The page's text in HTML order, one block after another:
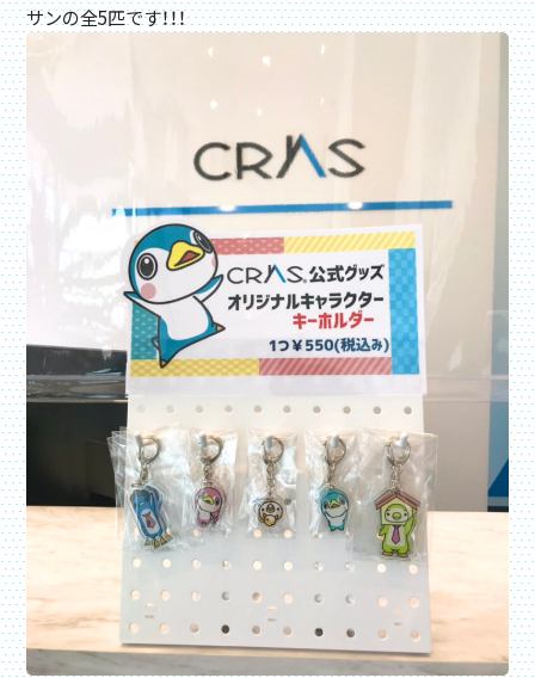
サンの全5匹です！！！